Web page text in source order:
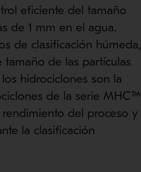
eficiente del tamaño
de 1 mm en el agua.
de clasificación húmeda,
de las partículas
hidrociclones son la
de la serie MHC™
del proceso y
la clasificación